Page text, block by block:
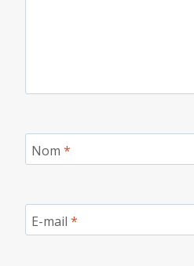
Nom *
E-mail *